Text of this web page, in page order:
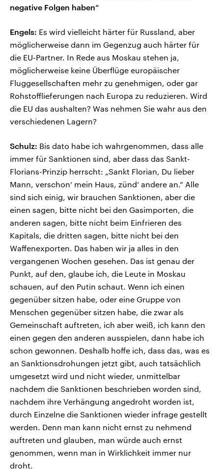
negative Folgen haben“
Engels: Es wird vielleicht härter für Russland, aber
möglicherweise dann im Gegenzug auch härter für
die EU-Partner. In Rede aus Moskau stehen ja,
möglicherweise keine Überflüge europäischer
Fluggesellschaften mehr zu genehmigen, oder gar
Rohstofflieferungen nach Europa zu reduzieren. Wird
die EU das aushalten? Was nehmen Sie wahr aus den
verschiedenen Lagern?
Schulz: Bis dato habe ich wahrgenommen, dass alle
immer für Sanktionen sind, aber dass das Sankt-
Florians-Prinzip herrscht: „Sankt Florian, Du lieber
Mann, verschon‘ mein Haus, zünd‘ andere an.“ Alle
sind sich einig, wir brauchen Sanktionen, aber die
einen sagen, bitte nicht bei den Gasimporten, die
anderen sagen, bitte nicht beim Einfrieren des
Kapitals, die dritten sagen, bitte nicht bei den
Waffenexporten. Das haben wir ja alles in den
vergangenen Wochen gesehen. Das ist genau der
Punkt, auf den, glaube ich, die Leute in Moskau
schauen, auf den Putin schaut. Wenn ich einen
gegenüber sitzen habe, oder eine Gruppe von
Menschen gegenüber sitzen habe, die zwar als
Gemeinschaft auftreten, ich aber weiß, ich kann den
einen gegen den anderen ausspielen, dann habe ich
schon gewonnen. Deshalb hoffe ich, dass das, was es
an Sanktionsdrohungen jetzt gibt, auch tatsächlich
umgesetzt wird und nicht wieder, unmittelbar
nachdem die Sanktionen beschrieben worden sind,
nachdem ihre Verhängung angedroht worden ist,
durch Einzelne die Sanktionen wieder infrage gestellt
werden. Denn man kann nicht ernst zu nehmend
auftreten und glauben, man würde auch ernst
genommen, wenn man in Wirklichkeit immer nur
droht.